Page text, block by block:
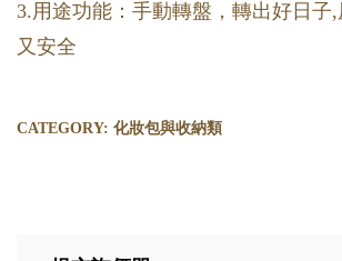
3.用途功能：手動轉盤，轉出好日子
又安全
CATEGORY: 化妝包與收納類